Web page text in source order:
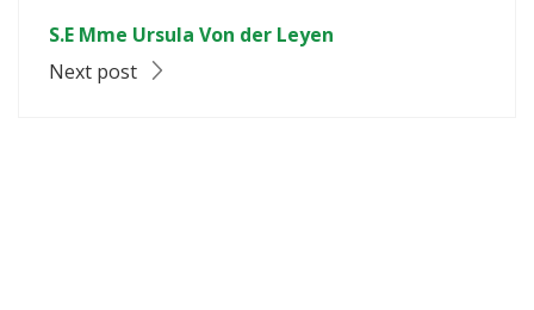
S.E Mme Ursula Von der Leyen
Next post